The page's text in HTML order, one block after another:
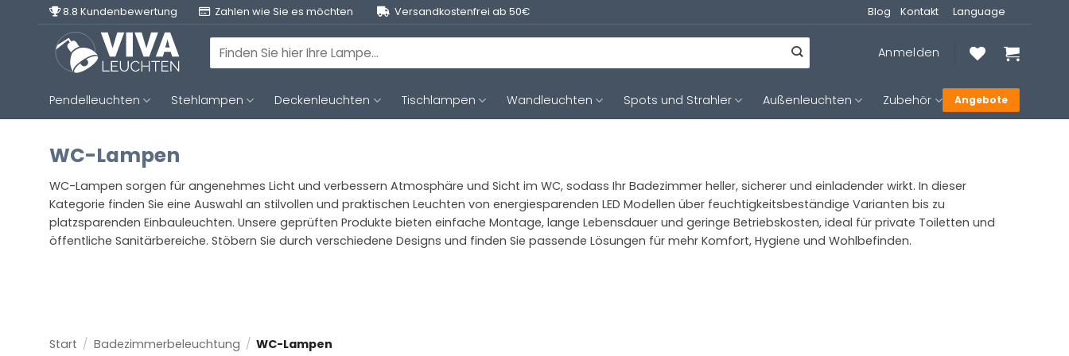
8.8 Kundenbewertung Zahlen wie Sie es möchten Versandkostenfrei ab 50€ Blog Kontakt Language
Suchen
nach:
Anmelden
Pendelleuchten Stehlampen Deckenleuchten Tischlampen Wandleuchten Spots und Strahler Außenleuchten Zubehör Angebote
WC-Lampen
WC-Lampen sorgen für angenehmes Licht und verbessern Atmosphäre und Sicht im WC, sodass Ihr Badezimmer heller, sicherer und einladender wirkt. In dieser
Kategorie finden Sie eine Auswahl an stilvollen und praktischen Leuchten von energiesparenden LED Modellen über feuchtigkeitsbeständige Varianten bis zu
platzsparenden Einbauleuchten. Unsere geprüften Produkte bieten einfache Montage, lange Lebensdauer und geringe Betriebskosten, ideal für private Toiletten und
öffentliche Sanitärbereiche. Stöbern Sie durch verschiedene Designs und finden Sie passende Lösungen für mehr Komfort, Hygiene und Wohlbefinden.
Start / Badezimmerbeleuchtung / WC-Lampen